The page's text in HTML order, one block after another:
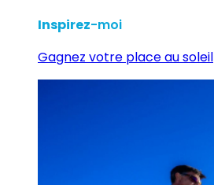
Inspirez-moi
Gagnez votre place au soleil